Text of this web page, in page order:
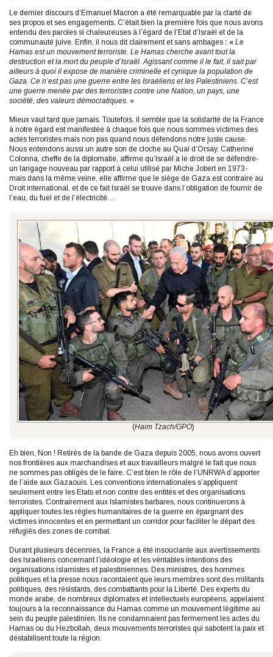
Le dernier discours d’Emanuel Macron a été remarquable par la clarté de
ses propos et ses engagements. C’était bien la première fois que nous avons
entendu des paroles si chaleureuses à l’égard de l’Etat d’Israël et de la
communauté juive. Enfin, il nous dit clairement et sans ambages : « Le
Hamas est un mouvement terroriste. Le Hamas cherche avant tout la
destruction et la mort du peuple d’Israël. Agissant comme il le fait, il sait par
ailleurs à quoi il expose de manière criminelle et cynique la population de
Gaza. Ce n’est pas une guerre entre les Israéliens et les Palestiniens. C’est
une guerre menée par des terroristes contre une Nation, un pays, une
société, des valeurs démocratiques. »
Mieux vaut tard que jamais. Toutefois, il semble que la solidarité de la France
à notre égard est manifestée à chaque fois que nous sommes victimes des
actes terroristes mais non pas quand nous défendons notre juste cause.
Nous entendons aussi un autre son de cloche au Quai d’Orsay. Catherine
Colonna, cheffe de la diplomatie, affirme qu’Israël a le droit de se défendre-
un langage nouveau par rapport à celui utilisé par Miche Jobert en 1973-
mais dans la même veine, elle affirme que le siège de Gaza est contraire au
Droit international, et de ce fait Israël se trouve dans l’obligation de fournir de
l’eau, du fuel et de l’électricité…
(Haim Tzach/GPO)
Eh bien, Non ! Retirés de la bande de Gaza depuis 2005, nous avons ouvert
nos frontières aux marchandises et aux travailleurs malgré le fait que nous
ne sommes pas obligés de le faire. C’est bien le rôle de l’UNRWA d’apporter
de l’aide aux Gazaouis. Les conventions internationales s’appliquent
seulement entre les Etats et non contre des entités et des organisations
terroristes. Contrairement aux Islamistes barbares, nous continuerons à
appliquer toutes les règles humanitaires de la guerre en épargnant des
victimes innocentes et en permettant un corridor pour faciliter le départ des
réfugiés des zones de combat.
Durant plusieurs décennies, la France a été insouciante aux avertissements
des Israéliens concernant l’idéologie et les véritables intentions des
organisations islamistes et palestiniennes. Des ministres, des hommes
politiques et la presse nous racontaient que leurs membres sont des militants
politiques, des résistants, des combattants pour la Liberté. Des experts du
monde arabe, de nombreux diplomates et intellectuels européens, appelaient
toujours à la reconnaissance du Hamas comme un mouvement légitime au
sein du peuple palestinien. Ils ne condamnaient pas fermement les actes du
Hamas ou du Hezbollah, deux mouvements terroristes qui sabotent la paix et
déstabilisent toute la région.